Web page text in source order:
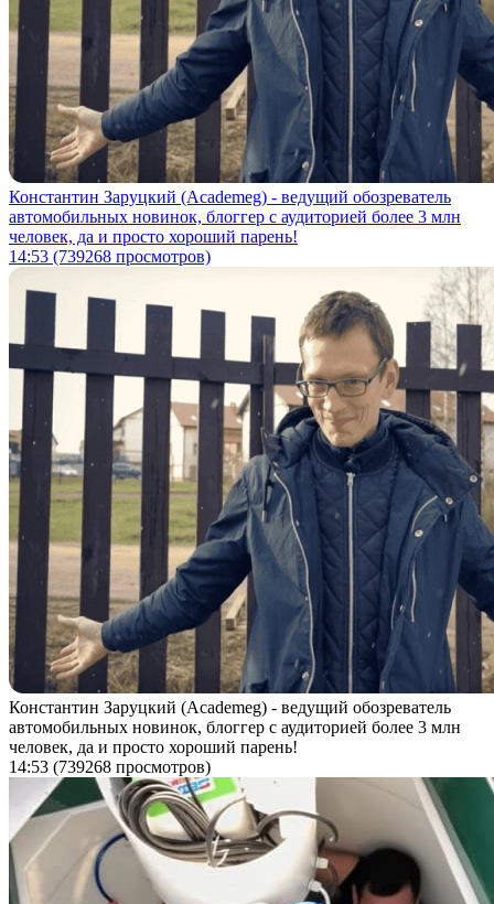
Константин Заруцкий (Academeg) - ведущий обозреватель
автомобильных новинок, блоггер с аудиторией более 3 млн
человек, да и просто хороший парень!
14:53 (739268 просмотров)
Константин Заруцкий (Academeg) - ведущий обозреватель
автомобильных новинок, блоггер с аудиторией более 3 млн
человек, да и просто хороший парень!
14:53 (739268 просмотров)